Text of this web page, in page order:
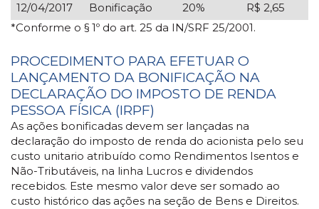
12/04/2017
Bonificação 20%
R$ 2,65
*Conforme o § 1º do art. 25 da IN/SRF 25/2001.
PROCEDIMENTO PARA EFETUAR O
LANÇAMENTO DA BONIFICAÇÃO NA
DECLARAÇÃO DO IMPOSTO DE RENDA
PESSOA FÍSICA (IRPF)
As ações bonificadas devem ser lançadas na
declaração do imposto de renda do acionista pelo seu
custo unitario atribuído como Rendimentos Isentos e
Não-Tributáveis, na linha Lucros e dividendos
recebidos. Este mesmo valor deve ser somado ao
custo histórico das ações na seção de Bens e Direitos.